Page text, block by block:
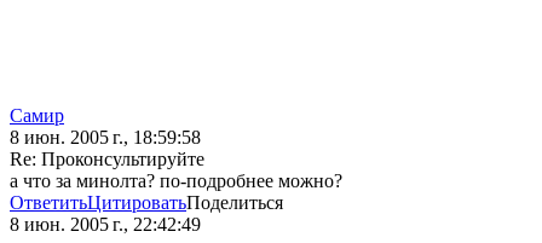
Самир
8 июн. 2005 г., 18:59:58
Re: Проконсультируйте
а что за минолта? по-подробнее можно?
ОтветитьЦитироватьПоделиться
8 июн. 2005 г., 22:42:49